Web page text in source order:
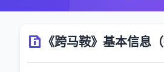
《跨马鞍》基本信息